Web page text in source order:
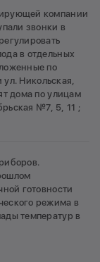
компании
звонки в
в отдельных
по
Никольская,
дома по улицам
№7, 5, 11 ;
готовности
режима в
температур в